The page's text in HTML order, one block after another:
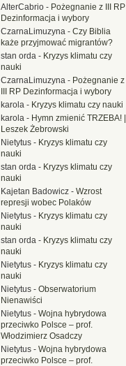
AlterCabrio - Pożegnanie z III RP
Dezinformacja i wybory
CzarnaLimuzyna - Czy Biblia
każe przyjmować migrantów?
stan orda - Kryzys klimatu czy
nauki
CzarnaLimuzyna - Pożegnanie z
III RP Dezinformacja i wybory
karola - Kryzys klimatu czy nauki
karola - Hymn zmienić TRZEBA! |
Leszek Żebrowski
Nietytus - Kryzys klimatu czy
nauki
stan orda - Kryzys klimatu czy
nauki
Kajetan Badowicz - Wzrost
represji wobec Polaków
Nietytus - Kryzys klimatu czy
nauki
stan orda - Kryzys klimatu czy
nauki
Nietytus - Kryzys klimatu czy
nauki
Nietytus - Obserwatorium
Nienawiści
Nietytus - Wojna hybrydowa
przeciwko Polsce – prof.
Włodzimierz Osadczy
Nietytus - Wojna hybrydowa
przeciwko Polsce – prof.